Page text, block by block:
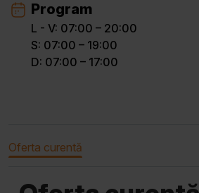
Program
L - V: 07:00 – 20:00
S: 07:00 – 19:00
D: 07:00 – 17:00
Oferta curentă